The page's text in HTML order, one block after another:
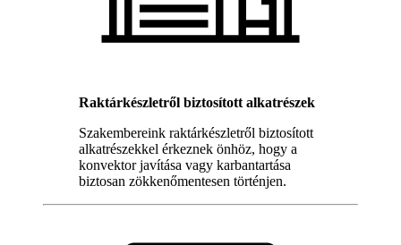
Raktárkészletről biztosított alkatrészek
Szakembereink raktárkészletről biztosított
alkatrészekkel érkeznek önhöz, hogy a
konvektor javítása vagy karbantartása
biztosan zökkenőmentesen történjen.